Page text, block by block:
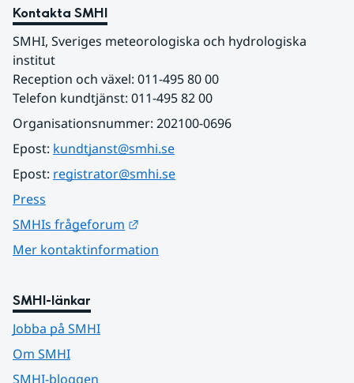
Kontakta SMHI
SMHI, Sveriges meteorologiska och hydrologiska
institut
Reception och växel: 011-495 80 00
Telefon kundtjänst: 011-495 82 00
Organisationsnummer: 202100-0696
Epost: kundtjanst@smhi.se
Epost: registrator@smhi.se
Press
SMHIs frågeforum
Mer kontaktinformation
SMHI-länkar
Jobba på SMHI
Om SMHI
SMHI-bloggen